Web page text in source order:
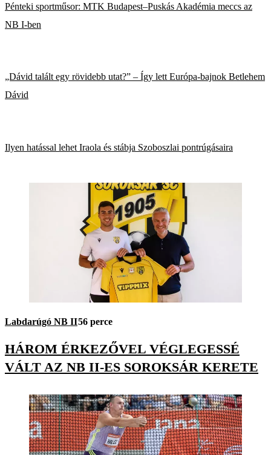
Pénteki sportműsor: MTK Budapest–Puskás Akadémia meccs az
NB I-ben
„Dávid talált egy rövidebb utat?” – Így lett Európa-bajnok Betlehem
Dávid
Ilyen hatással lehet Iraola és stábja Szoboszlai pontrúgásaira
Labdarúgó NB II56 perce
HÁROM ÉRKEZŐVEL VÉGLEGESSÉ
VÁLT AZ NB II-ES SOROKSÁR KERETE